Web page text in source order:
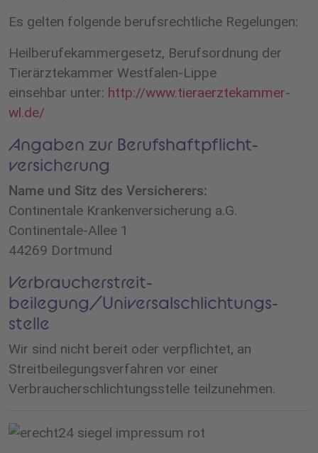
Es gelten folgende berufsrechtliche Regelungen:
Heilberufekammergesetz, Berufsordnung der
Tierärztekammer Westfalen-Lippe
einsehbar unter: http://www.tieraerztekammer-
wl.de/
Angaben zur Berufs­haftpflicht­
versicherung
Name und Sitz des Versicherers:
Continentale Krankenversicherung a.G.
Continentale-Allee 1
44269 Dortmund
Verbraucher­streit­
beilegung/Universal­schlichtungs­
stelle
Wir sind nicht bereit oder verpflichtet, an
Streitbeilegungsverfahren vor einer
Verbraucherschlichtungsstelle teilzunehmen.